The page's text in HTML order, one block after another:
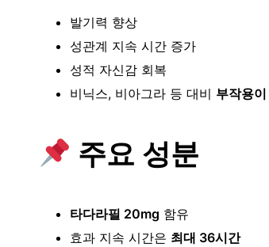
발기력 향상
성관계 지속 시간 증가
성적 자신감 회복
비닉스, 비아그라 등 대비 부작용
주요 성분
타다라필 20mg 함유
효과 지속 시간은 최대 36시간